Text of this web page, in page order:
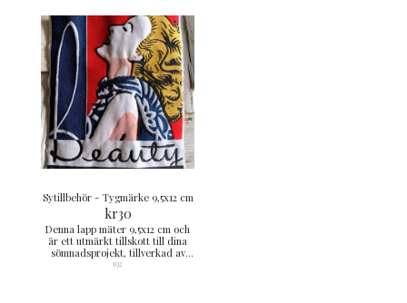
Sytillbehör - Tygmärke 9,5x12 cm
kr30
Denna lapp mäter 9,5x12 cm och
är ett utmärkt tillskott till dina
sömnadsprojekt, tillverkad av
högkvalitativa material.
192